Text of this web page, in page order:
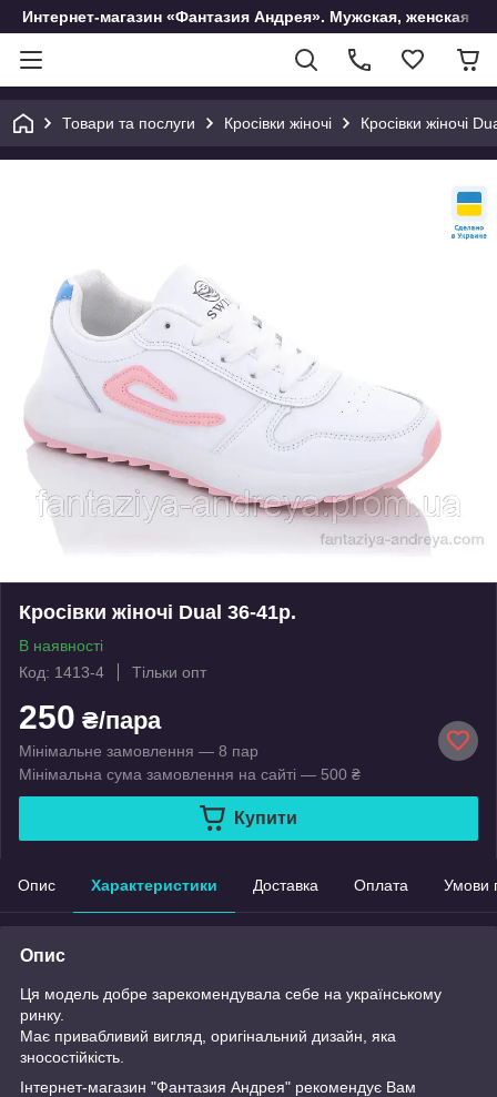
Интернет-магазин «Фантазия Андрея». Мужская, женская и
Товари та послуги Кросівки жіночі Кросівки жіночі
Кросівки жіночі Dual 36-41р.
В наявності
Код: 1413-4
Тільки опт
250 ₴/пара
Мінімальне замовлення — 8 пар
Мінімальна сума замовлення на сайті — 500 ₴
Купити
Опис Характеристики Доставка Оплата Умови
Опис
Ця модель добре зарекомендувала себе на українському
ринку.
Має привабливий вигляд, оригінальний дизайн, яка
зносостійкість.
Інтернет-магазин "Фантазия Андрея" рекомендує Вам